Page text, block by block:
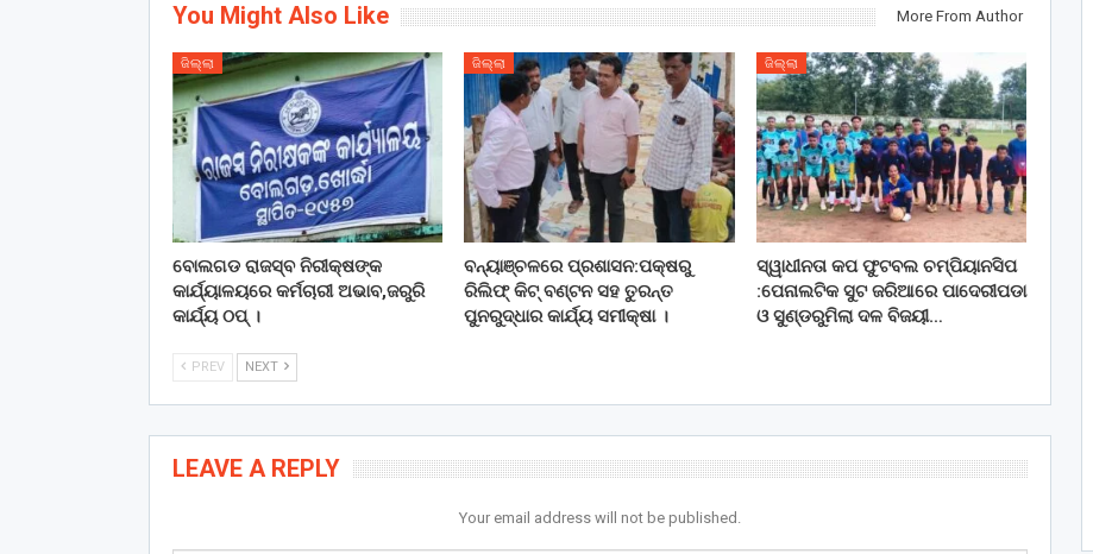
You Might Also Like More From Author
ଜିଲ୍ଲା
ବୋଲଗଡ ରାଜସ୍ବ ନିରୀକ୍ଷଙ୍କ
କାର୍ଯ୍ୟାଳୟରେ କର୍ମଚାରୀ ଅଭାବ,ଜରୁରି
କାର୍ଯ୍ୟ ଠପ୍ ।
ଜିଲ୍ଲା
ବନ୍ୟାଞ୍ଚଳରେ ପ୍ରଶାସନ:ପକ୍ଷରୁ
ରିଲିଫ୍ କିଟ୍ ବଣ୍ଟନ ସହ ତୁରନ୍ତ
ପୁନରୁଦ୍ଧାର କାର୍ଯ୍ୟ ସମୀକ୍ଷା ।
ଜିଲ୍ଲା
ସ୍ୱାଧୀନତା କପ ଫୁଟବଲ ଚମ୍ପିୟାନସିପ
:ପେନାଲଟିକ ସୁଟ ଜରିଆରେ ପାଦେରୀପଡା
ଓ ସୁଣ୍ଡରୁମିଲା ଦଳ ବିଜୟୀ…
PREV NEXT
LEAVE A REPLY
Your email address will not be published.